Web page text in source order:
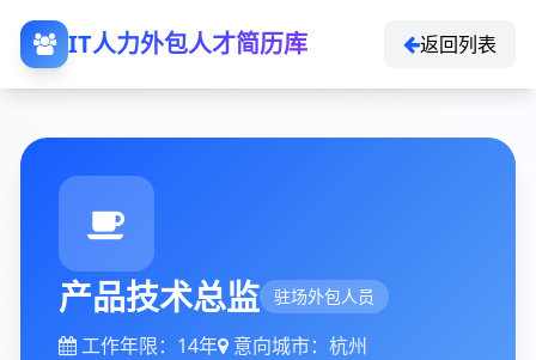
IT人力外包人才简历库 返回列表
产品技术总监 驻场外包人员
工作年限：14年
意向城市：杭州